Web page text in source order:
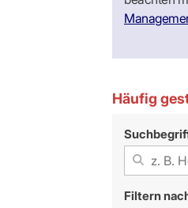
Häufig
Filtern